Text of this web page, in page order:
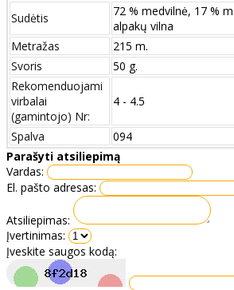
Sudėtis
72 % medvilnė, 17 %
alpakų vilna
Metražas
215 m.
Svoris
50 g.
Rekomenduojami
virbalai
(gamintojo) Nr:
4 - 4.5
Spalva
094
Parašyti atsiliepimą
Vardas:
El. pašto adresas:
Atsiliepimas:
Įvertinimas:
Įveskite saugos kodą: